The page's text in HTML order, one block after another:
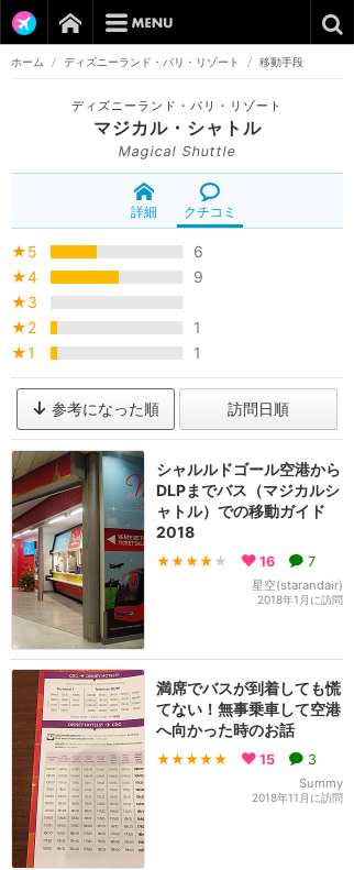
ホーム / ディズニーランド・パリ・リゾート / 移動手段
ディズニーランド・パリ・リゾート
マジカル・シャトル
Magical Shuttle
詳細 クチコミ
★5
6
★4
9
★3
★2
1
★1
1
参考になった順 訪問日順
シャルルドゴール空港から
DLPまでバス（マジカルシ
ャトル）での移動ガイド
2018
★★★★ ★ 16 7
星空(starandair)
2018年1月に訪問
満席でバスが到着しても慌
てない！無事乗車して空港
へ向かった時のお話
★★★★★ 15 3
Summy
2018年11月に訪問